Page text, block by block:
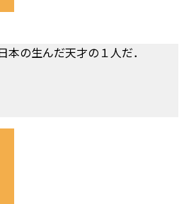
の生んだ天才の１人だ．